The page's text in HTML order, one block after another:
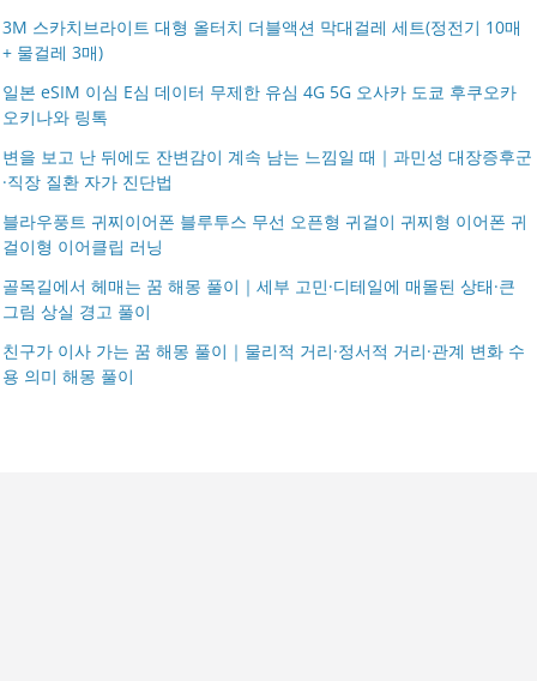
3M 스카치브라이트 대형 올터치 더블액션 막대걸레 세트(정전기 10매
+ 물걸레 3매)
일본 eSIM 이심 E심 데이터 무제한 유심 4G 5G 오사카 도쿄 후쿠오카
오키나와 링톡
변을 보고 난 뒤에도 잔변감이 계속 남는 느낌일 때｜과민성 대장증후군
·직장 질환 자가 진단법
블라우풍트 귀찌이어폰 블루투스 무선 오픈형 귀걸이 귀찌형 이어폰 귀
걸이형 이어클립 러닝
골목길에서 헤매는 꿈 해몽 풀이｜세부 고민·디테일에 매몰된 상태·큰
그림 상실 경고 풀이
친구가 이사 가는 꿈 해몽 풀이｜물리적 거리·정서적 거리·관계 변화 수
용 의미 해몽 풀이